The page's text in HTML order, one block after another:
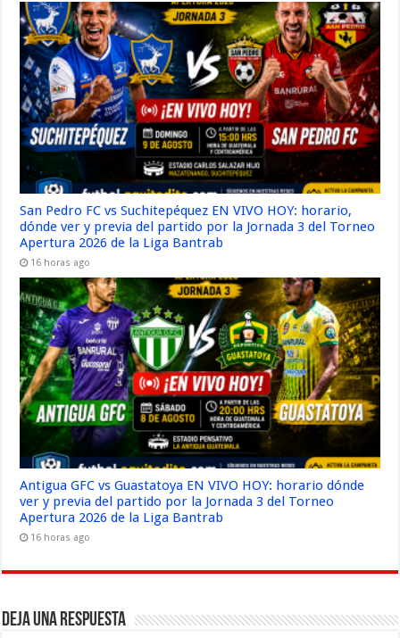
San Pedro FC vs Suchitepéquez EN VIVO HOY: horario,
dónde ver y previa del partido por la Jornada 3 del Torneo
Apertura 2026 de la Liga Bantrab
16 horas ago
Antigua GFC vs Guastatoya EN VIVO HOY: horario dónde
ver y previa del partido por la Jornada 3 del Torneo
Apertura 2026 de la Liga Bantrab
16 horas ago
Deja una respuesta